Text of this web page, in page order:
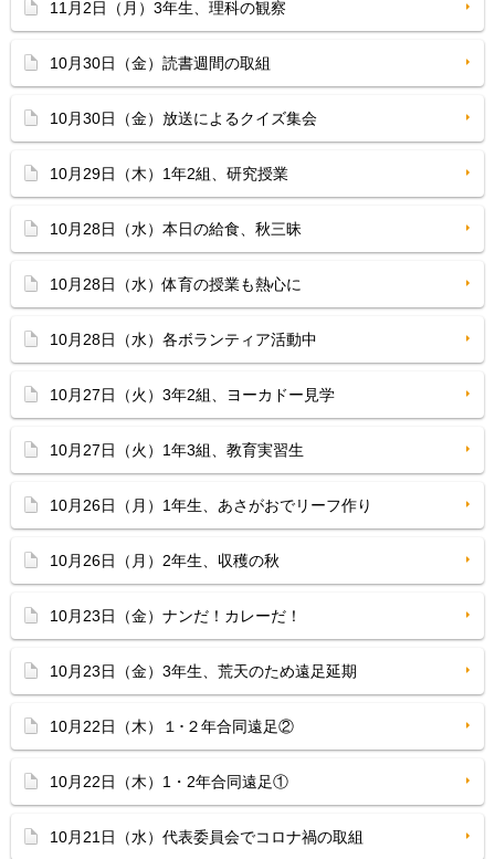
11月2日（月）3年生、理科の観察
10月30日（金）読書週間の取組
10月30日（金）放送によるクイズ集会
10月29日（木）1年2組、研究授業
10月28日（水）本日の給食、秋三昧
10月28日（水）体育の授業も熱心に
10月28日（水）各ボランティア活動中
10月27日（火）3年2組、ヨーカドー見学
10月27日（火）1年3組、教育実習生
10月26日（月）1年生、あさがおでリーフ作り
10月26日（月）2年生、収穫の秋
10月23日（金）ナンだ！カレーだ！
10月23日（金）3年生、荒天のため遠足延期
10月22日（木）１･２年合同遠足②
10月22日（木）1・2年合同遠足①
10月21日（水）代表委員会でコロナ禍の取組